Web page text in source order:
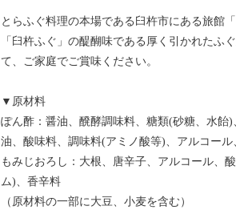
とらふぐ料理の本場である臼杵市にある旅館
「臼杵ふぐ」の醍醐味である厚く引かれた
て、ご家庭でご賞味ください。
▼原材料
ぽん酢：醤油、醗酵調味料、糖類(砂糖、水
油、酸味料、調味料(アミノ酸等)、アルコー
もみじおろし：大根、唐辛子、アルコール、
ム)、香辛料
（原材料の一部に大豆、小麦を含む）